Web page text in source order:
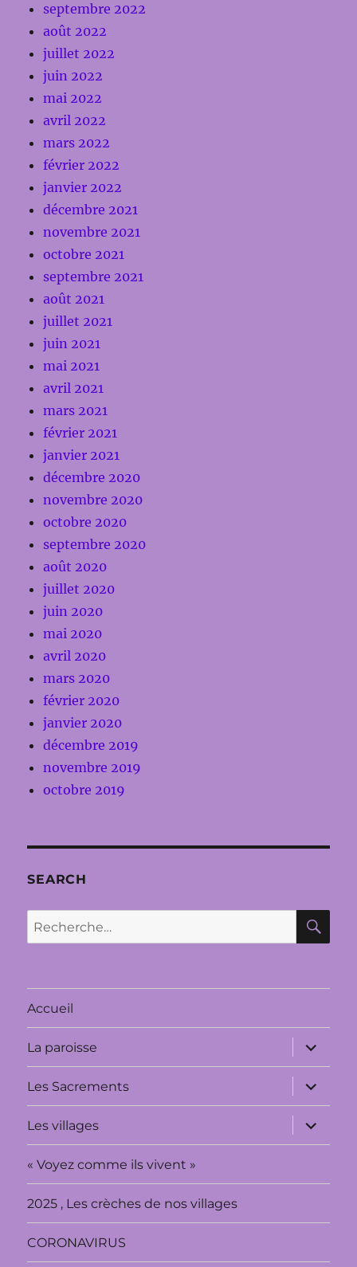
septembre 2022
août 2022
juillet 2022
juin 2022
mai 2022
avril 2022
mars 2022
février 2022
janvier 2022
décembre 2021
novembre 2021
octobre 2021
septembre 2021
août 2021
juillet 2021
juin 2021
mai 2021
avril 2021
mars 2021
février 2021
janvier 2021
décembre 2020
novembre 2020
octobre 2020
septembre 2020
août 2020
juillet 2020
juin 2020
mai 2020
avril 2020
mars 2020
février 2020
janvier 2020
décembre 2019
novembre 2019
octobre 2019
SEARCH
Recherche
pour :
Accueil
La paroisse
ouvrir
le
sous-
menu
Les Sacrements
ouvrir
le
sous-
menu
Les villages
ouvrir
le
sous-
« Voyez comme ils vivent »
2025 , Les crèches de nos villages
CORONAVIRUS